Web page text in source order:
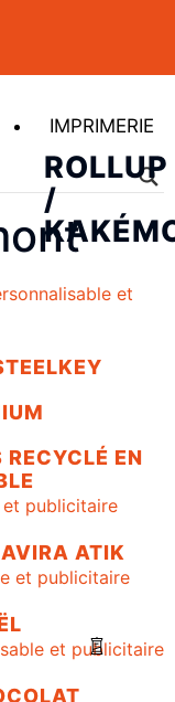
IMPRIMERIE
ROLLUP
/
EN
ATIK